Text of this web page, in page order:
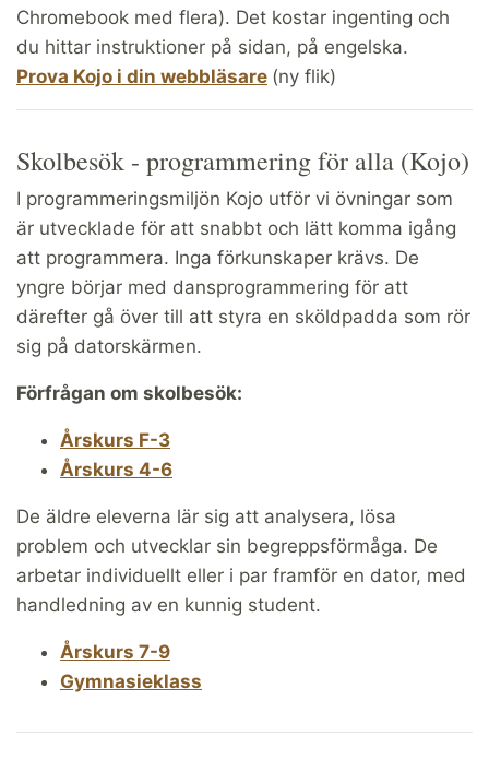
Chromebook med flera). Det kostar ingenting och
du hittar instruktioner på sidan, på engelska.
Prova Kojo i din webbläsare (ny flik)
Skolbesök - programmering för alla (Kojo)
I programmeringsmiljön Kojo utför vi övningar som
är utvecklade för att snabbt och lätt komma igång
att programmera. Inga förkunskaper krävs. De
yngre börjar med dansprogrammering för att
därefter gå över till att styra en sköldpadda som rör
sig på datorskärmen.
Förfrågan om skolbesök:
Årskurs F-3
Årskurs 4-6
De äldre eleverna lär sig att analysera, lösa
problem och utvecklar sin begreppsförmåga. De
arbetar individuellt eller i par framför en dator, med
handledning av en kunnig student.
Årskurs 7-9
Gymnasieklass